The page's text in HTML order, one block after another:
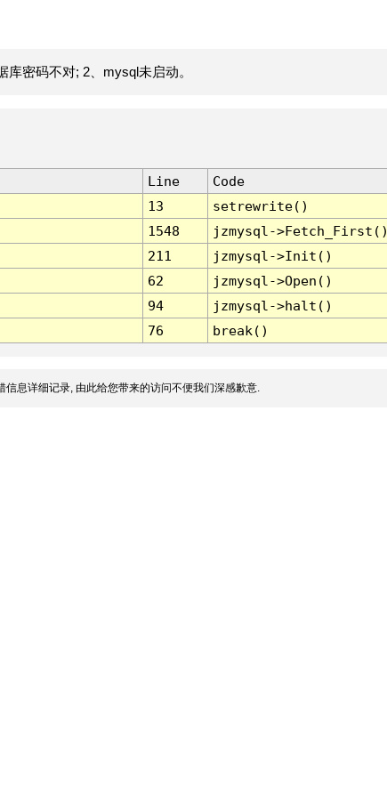
密码不对; 2、mysql未启动。
Line
Code
13
setrewrite()
1548
jzmysql-
211
jzmysql->Init()
62
jzmysql->Open()
94
jzmysql->halt()
76 break()
信息详细记录, 由此给您带来的访问不便我们深感歉意.